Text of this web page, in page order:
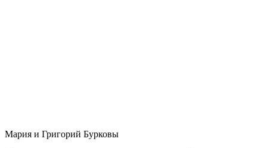
Мария и Григорий Бурковы